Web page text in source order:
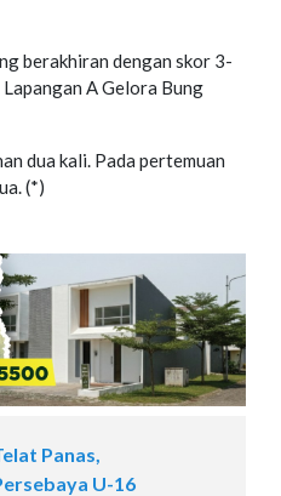
berakhiran dengan skor 3-
A Gelora Bung
dua kali. Pada pertemuan
(*)
Panas,
U-16